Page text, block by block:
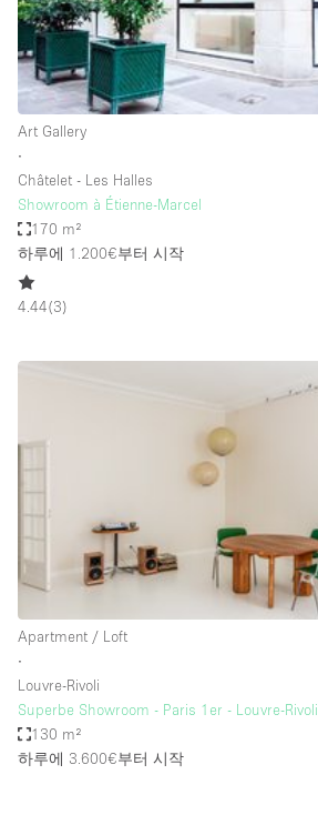
공간 유형
Advertisement Space
Apartment / Loft
Art Gallery
Atelier / Workshop Studio
Boat
Fair / Festival
Hall
Mall Shop
Mansion / House
Meeting Space
Office Space
Art Gallery
∙
Châtelet - Les Halles
Showroom à Étienne-Marcel
170 m²
하루에 1.200€부터 시작
4.44(3)
Apartment / Loft
∙
Louvre-Rivoli
Superbe Showroom - Paris 1er - Louvre-Rivoli
130 m²
하루에 3.600€부터 시작